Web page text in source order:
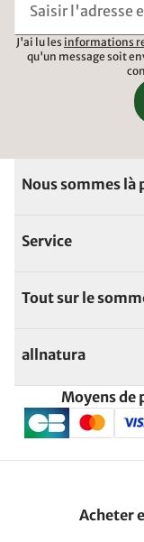
J'ai lu les informations
qu'un message soit
Nous sommes là
Service
Tout sur le
allnatura
Moyens de
Acheter